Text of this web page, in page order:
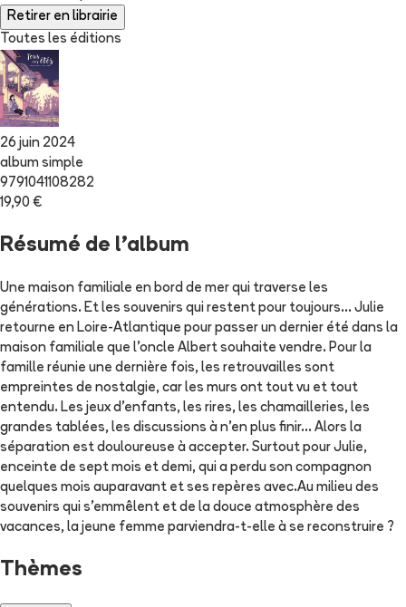
Retirer en librairie
Toutes les éditions
26 juin 2024
album simple
9791041108282
19,90 €
Résumé de l'album
Une maison familiale en bord de mer qui traverse les
générations. Et les souvenirs qui restent pour toujours... Julie
retourne en Loire-Atlantique pour passer un dernier été dans la
maison familiale que l'oncle Albert souhaite vendre. Pour la
famille réunie une dernière fois, les retrouvailles sont
empreintes de nostalgie, car les murs ont tout vu et tout
entendu. Les jeux d'enfants, les rires, les chamailleries, les
grandes tablées, les discussions à n'en plus finir... Alors la
séparation est douloureuse à accepter. Surtout pour Julie,
enceinte de sept mois et demi, qui a perdu son compagnon
quelques mois auparavant et ses repères avec.Au milieu des
souvenirs qui s'emmêlent et de la douce atmosphère des
vacances, la jeune femme parviendra-t-elle à se reconstruire ?
Thèmes